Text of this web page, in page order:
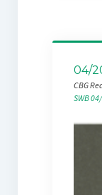
04/
CBG
SWB